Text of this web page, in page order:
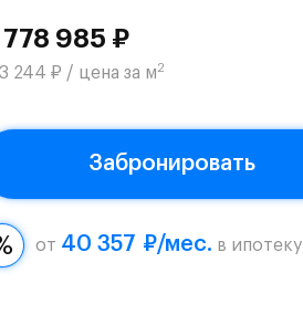
985 ₽
244 ₽ / цена за м2
Забронировать
от 40 357 ₽/мес. в ипотеку